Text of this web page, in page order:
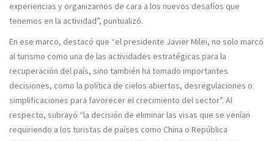
experiencias y organizarnos de cara a los nuevos desafíos que
tenemos en la actividad”, puntualizó.
En ese marco, destacó que “el presidente Javier Milei, no solo marcó
al turismo como una de las actividades estratégicas para la
recuperación del país, sino también ha tomado importantes
decisiones, como la política de cielos abiertos, desregulaciones o
simplificaciones para favorecer el crecimiento del sector”. Al
respecto, subrayó “la decisión de eliminar las visas que se venían
requiriendo a los turistas de países como China o República